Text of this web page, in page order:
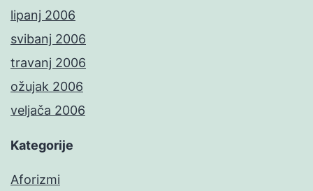
lipanj 2006
svibanj 2006
travanj 2006
ožujak 2006
veljača 2006
Kategorije
Aforizmi